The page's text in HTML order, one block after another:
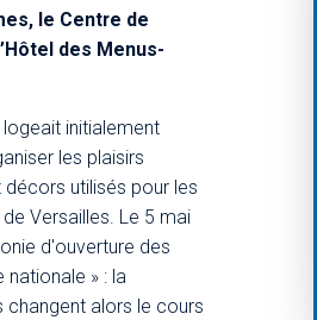
le Centre de
des Menus-
logeait initialement
les plaisirs
utilisés pour les
Versailles. Le 5 mai
d'ouverture des
nationale » : la
changent alors le cours